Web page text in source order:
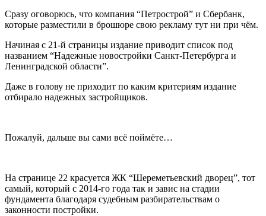
Сразу оговорюсь, что компания “Петрострой” и Сбербанк,
которые разместили в брошюре свою рекламу тут ни при чём.
Начиная c 21-й страницы издание приводит список под
названием “Надежные новостройки Санкт-Петербурга и
Ленинградской области”.
Даже в голову не приходит по каким критериям издание
отбирало надежных застройщиков.
Пожалуй, дальше вы сами всё поймёте…
На странице 22 красуется ЖК “Шереметьевский дворец”, тот
самый, который с 2014-го года так и завис на стадии
фундамента благодаря судебным разбирательствам о
законности постройки.